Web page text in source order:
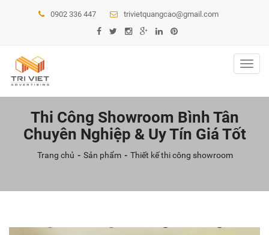
0902 336 447 trivietquangcao@gmail.com
Thi Công Showroom Bình Tân
Chuyên Nghiệp & Uy Tín Giá Tốt
Trang chủ Sản phẩm Thiết kế thi công showroom